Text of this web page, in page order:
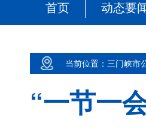
首页 动态要
当前位置：三门峡市
“一节一